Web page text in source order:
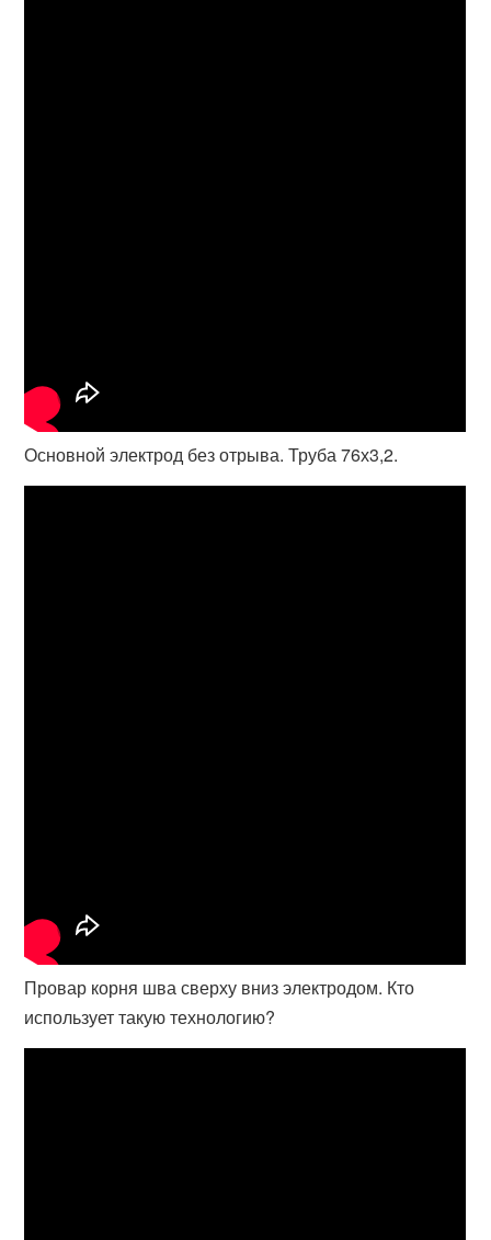
Основной электрод без отрыва. Труба 76х3,2.
Провар корня шва сверху вниз электродом. Кто
использует такую технологию?